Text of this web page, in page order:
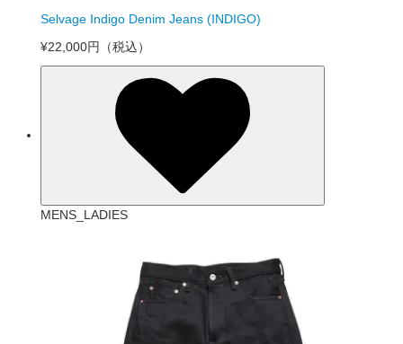
Selvage Indigo Denim Jeans (INDIGO)
¥22,000円
（税込）
MENS_LADIES